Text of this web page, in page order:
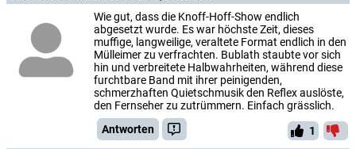
Wie gut, dass die Knoff-Hoff-Show endlich
abgesetzt wurde. Es war höchste Zeit, dieses
muffige, langweilige, veraltete Format endlich in den
Mülleimer zu verfrachten. Bublath staubte vor sich
hin und verbreitete Halbwahrheiten, während diese
furchtbare Band mit ihrer peinigenden,
schmerzhaften Quietschmusik den Reflex auslöste,
den Fernseher zu zutrümmern. Einfach grässlich.
Antworten
1